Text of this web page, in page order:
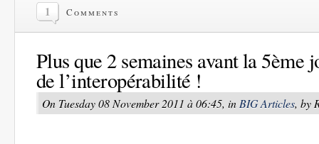
1 Comments
Plus que 2 semaines avant la 5ème
de l’interopérabilité !
On Tuesday 08 November 2011 à 06:45, in BIG Articles, by